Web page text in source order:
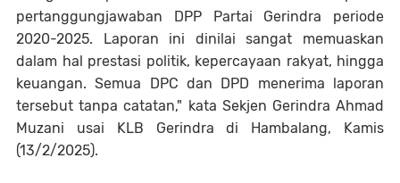
pertanggungjawaban DPP Partai Gerindra periode
2020-2025. Laporan ini dinilai sangat memuaskan
dalam hal prestasi politik, kepercayaan rakyat, hingga
keuangan. Semua DPC dan DPD menerima laporan
tersebut tanpa catatan," kata Sekjen Gerindra Ahmad
Muzani usai KLB Gerindra di Hambalang, Kamis
(13/2/2025).